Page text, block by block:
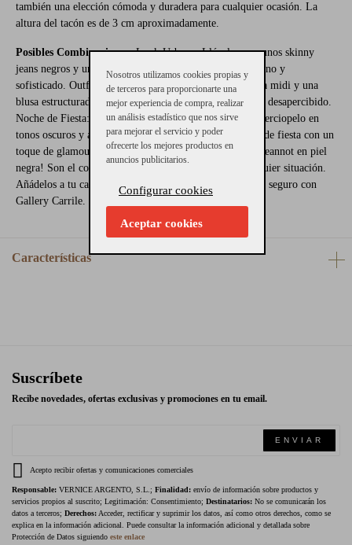
también una elección cómoda y duradera para cualquier ocasión. La
altura del tacón es de 3 cm aproximadamente.
Posibles Combinaciones:Look Urbano: Llévalos con unos skinny
jeans negros y una chaqueta de cuero para un estilo urbano y
sofisticado. Outfit de Oficina: Combínalos con una falda midi y una
blusa estructurada para un look de oficina que no pasará desapercibido.
Noche de Fiesta: Acompáñalos con un vestido corto de terciopelo en
tonos oscuros y accesorios minimalistas para una noche de fiesta con un
toque de glamour. ¡No te quedes sin tus Botines Tacón Jeannot en piel
negra! Son el complemento ideal para destacar en cualquier situación.
Añádelos a tu carrito ahora y disfruta del envío rápido y seguro con
Gallery Carrile.
Características
Suscríbete
Recibe novedades, ofertas exclusivas y promociones en tu email.
ENVIAR
Acepto recibir ofertas y comunicaciones comerciales
Responsable: VERNICE ARGENTO, S.L.; Finalidad: envío de información sobre productos y
servicios propios al suscrito; Legitimación: Consentimiento; Destinatarios: No se comunicarán los
datos a terceros; Derechos: Acceder, rectificar y suprimir los datos, así como otros derechos, como se
explica en la información adicional. Puede consultar la información adicional y detallada sobre
Protección de Datos siguiendo este enlace
Nosotros utilizamos cookies propias y
de terceros para proporcionarte una
mejor experiencia de compra, realizar
un análisis estadístico que nos sirve
para mejorar el servicio y poder
ofrecerte los mejores productos en
anuncios publicitarios.
Configurar cookies
Aceptar cookies